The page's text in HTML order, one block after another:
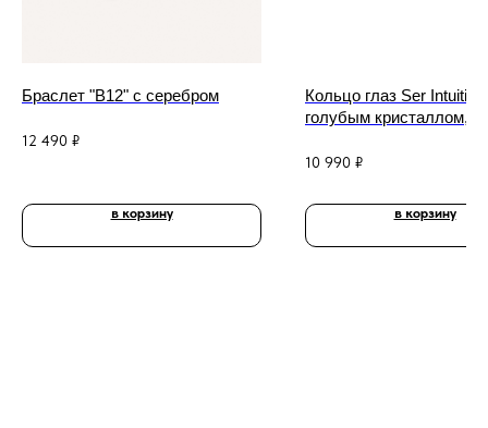
Браслет "B12" с серебром
12 490 ₽
в корзину
Кольцо глаз Ser Intuitiva
голубым кристаллом, с
10 990 ₽
в корзину